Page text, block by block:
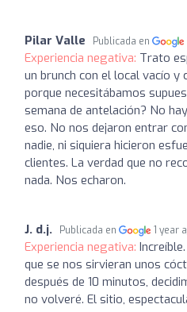
Pilar Valle Publicada en
Experiencia negativa: Trato
un brunch con el local vacío y
porque necesitábamos
semana de antelación? No
eso. No nos dejaron entrar
nadie, ni siquiera hicieron
clientes. La verdad que no
nada. Nos echaron.
J. d.j. Publicada en 1 year
Experiencia negativa:
que se nos sirvieran unos
después de 10 minutos,
no volveré. El sitio,